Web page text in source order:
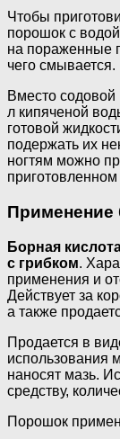
Чтобы
порошок с
на пораженные
чего смывается.
Вместо
л кипяченой
готовой
подержать их
ногтям можно
приготовленном
Применение
Борная
с грибком.
применения и
Действует за
а также
Продается в
использования
наносят мазь.
средству,
Порошок